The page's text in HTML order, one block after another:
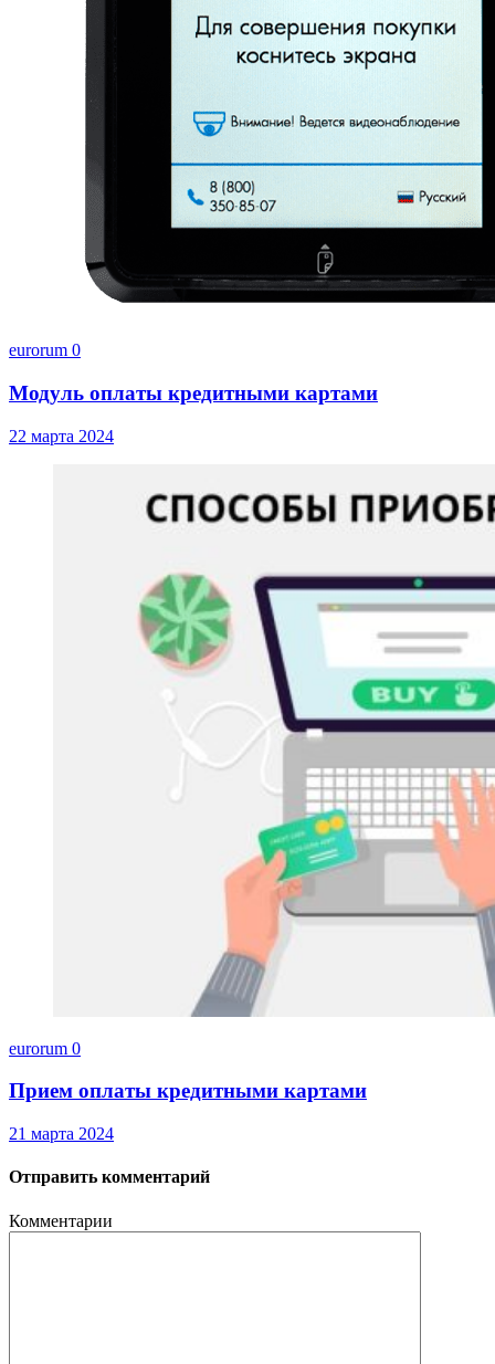
eurorum 0
Модуль оплаты кредитными картами
22 марта 2024
eurorum 0
Прием оплаты кредитными картами
21 марта 2024
Отправить комментарий
Комментарии